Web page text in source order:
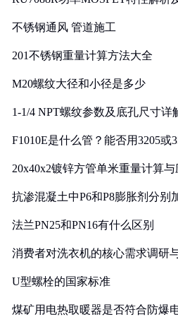
不锈钢通风 管道施工
201不锈钢重量计算方法大全
M20螺纹大径和小径是多少
1-1/4 NPT螺纹参数及底孔尺寸详
F1010E是什么管？能否用3205或
20x40x2镀锌方管单米重量计算
抗渗混凝土中P6和P8膨胀剂分别
法兰PN25和PN16有什么区别
消费者对洗衣机的核心需求调研
U型螺栓的国家标准
煤矿用电热取暖器是否符合防爆